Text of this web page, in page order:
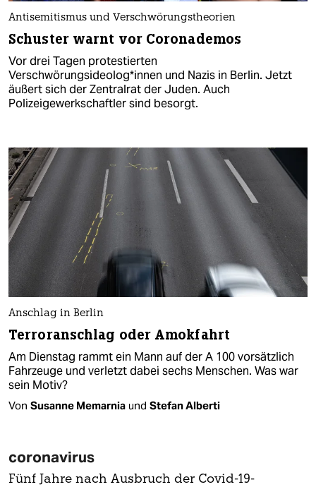
Antisemitismus und Verschwörungstheorien
Schuster warnt vor Coronademos
Vor drei Tagen protestierten
Verschwörungsideolog*innen und Nazis in Berlin. Jetzt
äußert sich der Zentralrat der Juden. Auch
Polizeigewerkschaftler sind besorgt.
Anschlag in Berlin
Terroranschlag oder Amokfahrt
Am Dienstag rammt ein Mann auf der A 100 vorsätzlich
Fahrzeuge und verletzt dabei sechs Menschen. Was war
sein Motiv?
Von Susanne Memarnia und Stefan Alberti
coronavirus
Fünf Jahre nach Ausbruch der Covid-19-